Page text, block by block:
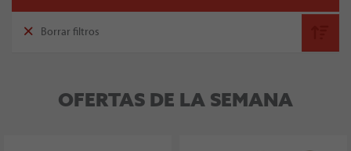
Borrar filtros
OFERTAS DE LA SEMANA